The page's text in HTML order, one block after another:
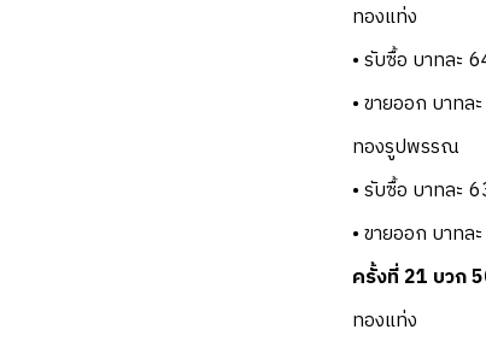
ทองแท่ง
• รับซื้อ บาทละ
• ขายออก บาท
ทองรูปพรรณ
• รับซื้อ บาทละ
• ขายออก บาท
ครั้งที่ 21 บวก
ทองแท่ง